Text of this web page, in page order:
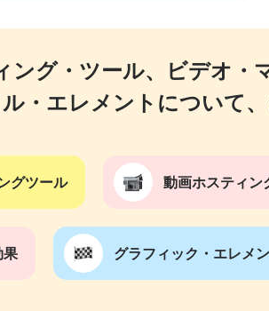
ング・ツール、ビデオ・
・エレメントについて、
グツール 動画ホスティン
果 グラフィック・エレメ